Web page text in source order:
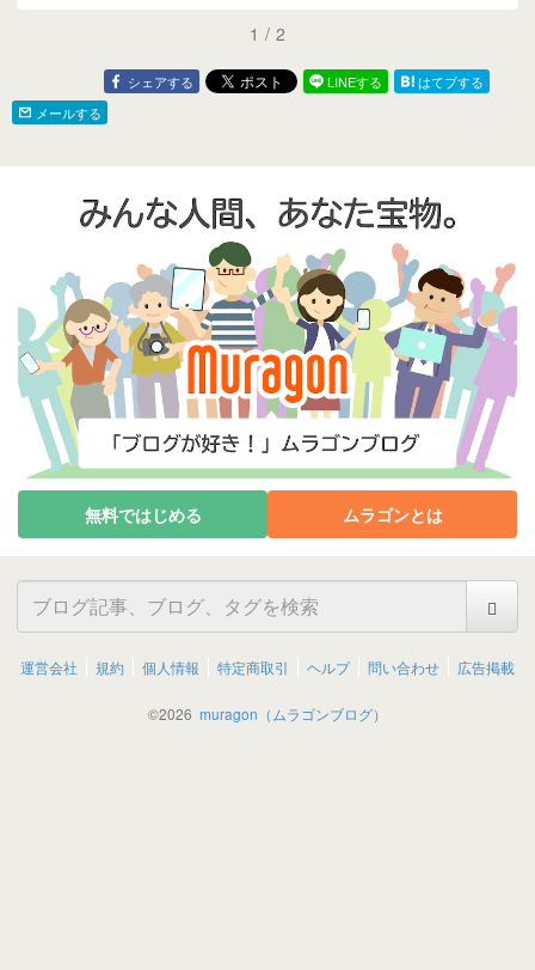
1 / 2
シェアする LINEする
はてブする
メールする
無料ではじめる ムラゴンとは
運営会社 規約 個人情報 特定商取引 ヘルプ 問い合わせ 広告掲載
©2026 muragon（ムラゴンブログ）